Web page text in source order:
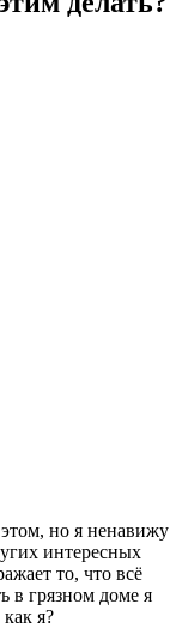
но я ненавижу
интересных
то, что всё
в грязном доме я
я?